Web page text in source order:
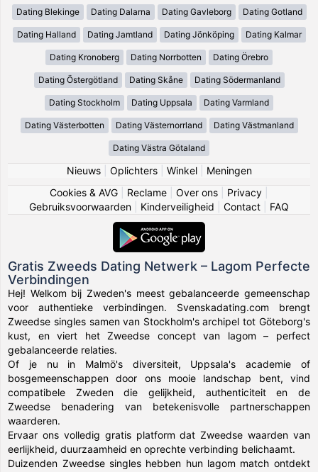
Dating Blekinge Dating Dalarna Dating Gavleborg Dating Gotland
Dating Halland Dating Jamtland Dating Jönköping Dating Kalmar
Dating Kronoberg Dating Norrbotten Dating Örebro
Dating Östergötland Dating Skåne Dating Södermanland
Dating Stockholm Dating Uppsala Dating Varmland
Dating Västerbotten Dating Västernorrland Dating Västmanland
Dating Västra Götaland
Nieuws| Oplichters| Winkel| Meningen
Cookies & AVG
Reclame Over ons Privacy
Gebruiksvoorwaarden
Kinderveiligheid Contact FAQ
Gratis Zweeds Dating Netwerk – Lagom Perfecte
Verbindingen
Hej! Welkom bij Zweden's meest gebalanceerde gemeenschap
voor authentieke verbindingen. Svenskadating.com brengt
Zweedse singles samen van Stockholm's archipel tot Göteborg's
kust, en viert het Zweedse concept van lagom – perfect
gebalanceerde relaties.
Of je nu in Malmö's diversiteit, Uppsala's academie of
bosgemeenschappen door ons mooie landschap bent, vind
compatibele Zweden die gelijkheid, authenticiteit en de
Zweedse benadering van betekenisvolle partnerschappen
waarderen.
Ervaar ons volledig gratis platform dat Zweedse waarden van
eerlijkheid, duurzaamheid en oprechte verbinding belichaamt.
Duizenden Zweedse singles hebben hun lagom match ontdekt